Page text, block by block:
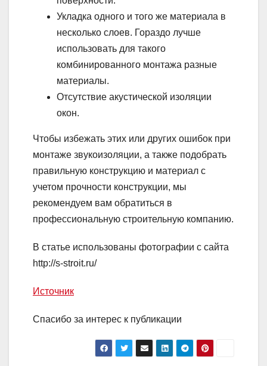
Укладка одного и того же материала в
несколько слоев. Гораздо лучше
использовать для такого
комбинированного монтажа разные
материалы.
Отсутствие акустической изоляции
окон.
Чтобы избежать этих или других ошибок при
монтаже звукоизоляции, а также подобрать
правильную конструкцию и материал с
учетом прочности конструкции, мы
рекомендуем вам обратиться в
профессиональную строительную компанию.
В статье использованы фотографии с сайта
http://s-stroit.ru/
Источник
Спасибо за интерес к публикации